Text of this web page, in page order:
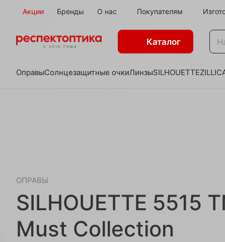
Акции Бренды О нас Покупателям
Каталог
ОправыСолнцезащитные очкиЛинзыSILHOUETTEZILLI
ОПРАВЫ
SILHOUETTE 5515
Must Collection